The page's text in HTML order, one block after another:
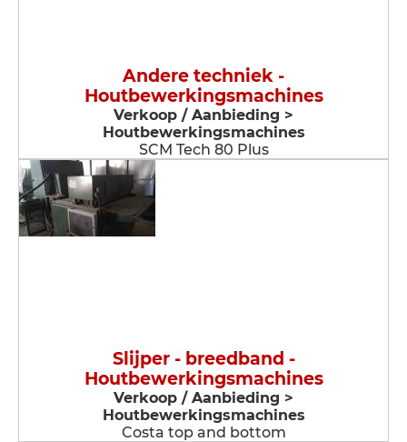
Andere techniek -
Houtbewerkingsmachines
Verkoop / Aanbieding >
Houtbewerkingsmachines
SCM Tech 80 Plus
Slijper - breedband -
Houtbewerkingsmachines
Verkoop / Aanbieding >
Houtbewerkingsmachines
Costa top and bottom